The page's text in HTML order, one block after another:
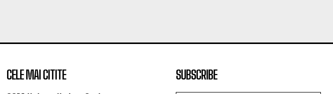
CELE MAI CITITE SUBSCRIBE